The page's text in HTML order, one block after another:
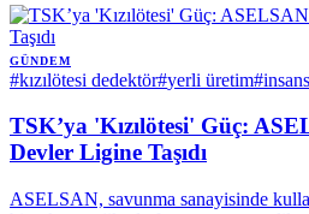
GÜNDEM
#kızılötesi dedektör#yerli üretim#
TSK’ya 'Kızılötesi' Güç:
Devler Ligine Taşıdı
ASELSAN, savunma sanayisinde